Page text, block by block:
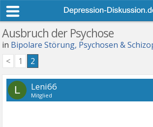
Ausbruch der Psychose
in Bipolare Störung, Psychosen &
< 1 2
L Leni66
Mitglied